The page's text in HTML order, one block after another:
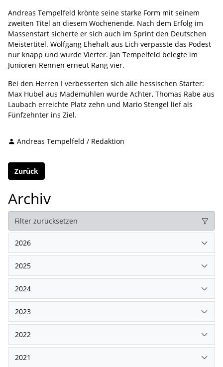
Andreas Tempelfeld krönte seine starke Form mit seinem
zweiten Titel an diesem Wochenende. Nach dem Erfolg im
Massenstart sicherte er sich auch im Sprint den Deutschen
Meistertitel. Wolfgang Ehehalt aus Lich verpasste das Podest
nur knapp und wurde Vierter. Jan Tempelfeld belegte im
Junioren-Rennen erneut Rang vier.
Bei den Herren I verbesserten sich alle hessischen Starter:
Max Hubel aus Mademühlen wurde Achter, Thomas Rabe aus
Laubach erreichte Platz zehn und Mario Stengel lief als
Fünfzehnter ins Ziel.
Andreas Tempelfeld / Redaktion
Zurück
Archiv
Filter zurücksetzen
2026
2025
2024
2023
2022
2021